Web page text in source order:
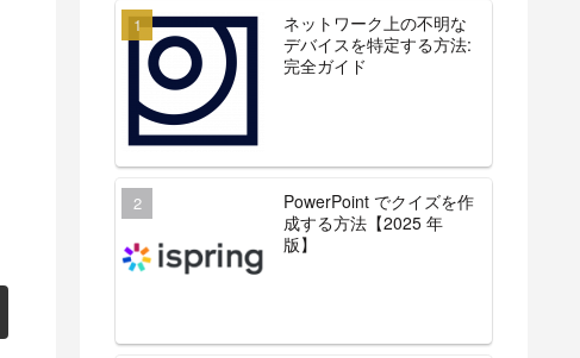
ネットワーク上の不明な
デバイスを特定する方法:
完全ガイド
PowerPoint でクイズを作
成する方法【2025 年
版】